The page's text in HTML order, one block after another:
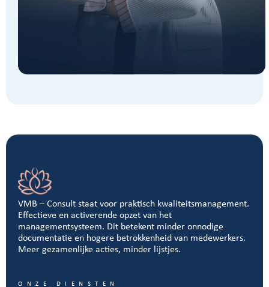
VMB – Consult staat voor praktisch kwaliteitsmanagement.
Effectieve en activerende opzet van het
managementsysteem. Dit betekent minder onnodige
documentatie en hogere betrokkenheid van medewerkers.
Meer gezamenlijke acties, minder lijstjes.
ONZE DIENSTEN